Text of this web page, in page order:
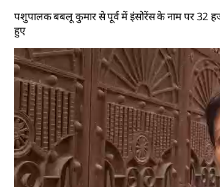
पशुपालक बबलू कुमार से पूर्व में इंसोरेंस के नाम पर 32
हुए